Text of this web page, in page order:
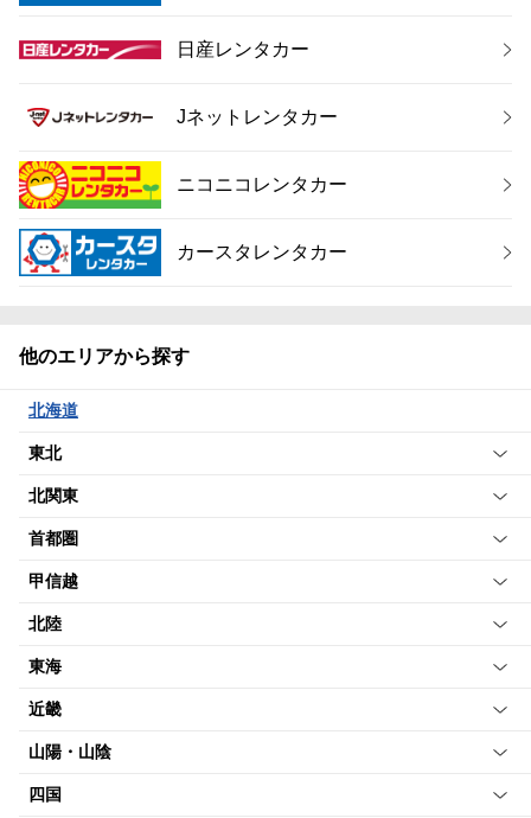
日産レンタカー
Jネットレンタカー
ニコニコレンタカー
カースタレンタカー
他のエリアから探す
北海道
東北
北関東
首都圏
甲信越
北陸
東海
近畿
山陽・山陰
四国